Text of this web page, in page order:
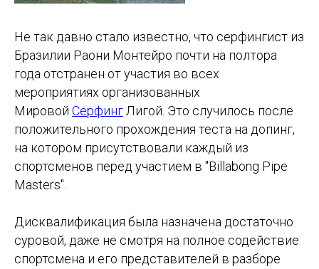
Не так давно стало известно, что серфингист из
Бразилии Раони Монтейро почти на полтора
года отстранен от участия во всех
мероприятиях организованных
Мировой Серфинг Лигой. Это случилось после
положительного прохождения теста на допинг,
на котором присутствовали каждый из
спортсменов перед участием в "Billabong Pipe
Masters".
Дисквалификация была назначена достаточно
суровой, даже не смотря на полное содействие
спортсмена и его представителей в разборе